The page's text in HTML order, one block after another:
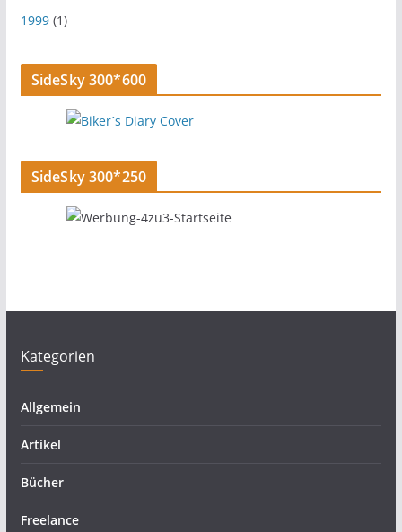
1999(1)
SideSky 300*600
SideSky 300*250
Kategorien
Allgemein
Artikel
Bücher
Freelance